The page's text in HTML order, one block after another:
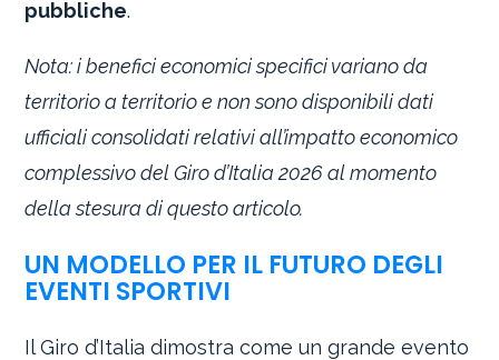
pubbliche.
Nota: i benefici economici specifici variano da
territorio a territorio e non sono disponibili dati
ufficiali consolidati relativi all’impatto economico
complessivo del Giro d’Italia 2026 al momento
della stesura di questo articolo.
UN MODELLO PER IL FUTURO DEGLI
EVENTI SPORTIVI
Il Giro d’Italia dimostra come un grande evento